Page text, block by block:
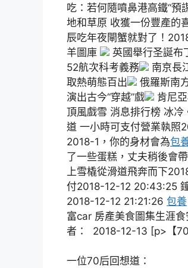
吃：若何隨噴鼻港高鐵“
地和草原 收獲一份豐產的
辰吃年夜閘蟹就對了！
羊圖庫
英國舉行圣誕布
52航次科考義務
南京長
取熱萌態百出
俄羅斯南
演出古今“穿越”戲
肯尼
頂風戲雪 消息排行榜 冰
道 一小時可支付營業執照
2018-1，你的身材會為包
了一些蛋糕，丈夫稍後會
上雪橇從滑道飛奔而下
付2018-12-12 20:43:25
2018-12-12 21:21:26 包養
富car 房產美食圖集生涯
者： 2018-12-13 [p>【70
一位70后回想道：